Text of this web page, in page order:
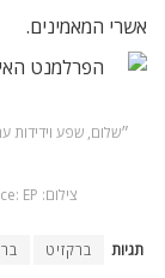
אשרי המאמינים.
״שלום, שפע
צילום: CC-BY-4.0: © European Union 2020 – Source: EP
תגיות ברקזיט